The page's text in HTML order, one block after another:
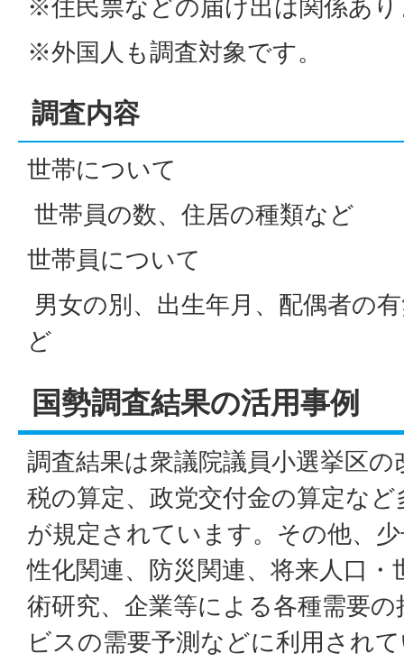
※住民票などの届け出は関係あ
※外国人も調査対象です。
調査内容
世帯について
世帯員の数、住居の種類など
世帯員について
男女の別、出生年月、配偶者の
ど
国勢調査結果の活用事例
調査結果は衆議院議員小選挙区
税の算定、政党交付金の算定な
が規定されています。その他、
性化関連、防災関連、将来人口
術研究、企業等による各種需要
ビスの需要予測などに利用され